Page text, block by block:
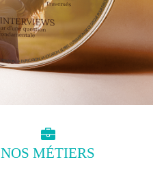
NOS MÉTIERS